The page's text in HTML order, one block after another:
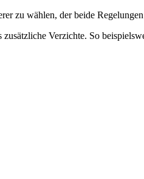
zu wählen, der beide
zusätzliche Verzichte. So